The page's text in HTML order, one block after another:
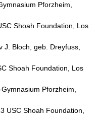
Pforzheim,
Shoah Foundation, Los
J. Bloch, geb. Dreyfuss,
Shoah Foundation, Los
Pforzheim,
USC Shoah Foundation,